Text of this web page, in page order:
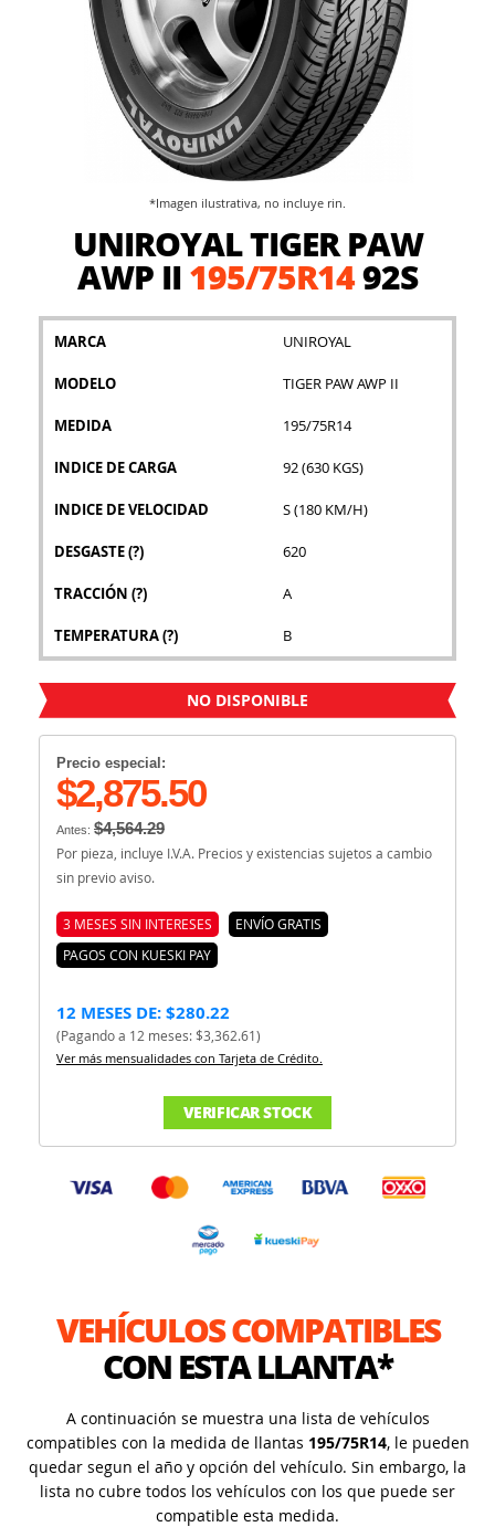
UNIROYAL TIGER PAW
AWP II195/75R1492S
MARCA UNIROYAL
MODELO TIGER PAW AWP II
MEDIDA 195/75R14
INDICE DE CARGA 92 (630 KGS)
INDICE DE VELOCIDAD S (180 KM/H)
DESGASTE(?) 620
TRACCIÓN (?) A
TEMPERATURA(?) B
NO DISPONIBLE
Precio especial:
$2,875.50
Antes: $4,564.29
Por pieza, incluye I.V.A. Precios y existencias sujetos a cambio
sin previo aviso.
3 MESES SIN INTERESES
ENVÍO GRATIS
PAGOS CON KUESKI PAY
12 MESES DE: $280.22
(Pagando a 12 meses: $3,362.61)
Ver más mensualidades con Tarjeta de Crédito.
VERIFICAR STOCK
*Imagen ilustrativa, no incluye rin.
comienzo
galería
imágenes
VEHÍCULOS COMPATIBLES
CON ESTA LLANTA*
A continuación se muestra una lista de vehículos
compatibles con la medida de llantas 195/75R14, le pueden
quedar segun el año y opción del vehículo. Sin embargo, la
lista no cubre todos los vehículos con los que puede ser
compatible esta medida.